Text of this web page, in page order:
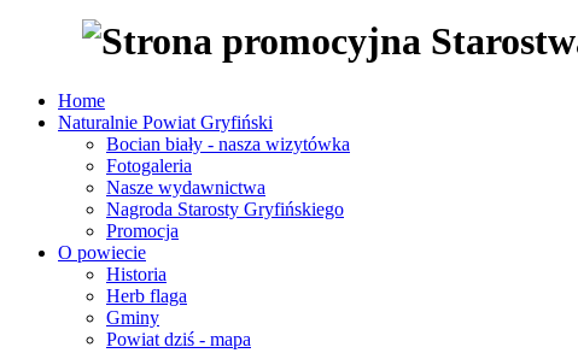
Home
Naturalnie Powiat Gryfiński
Bocian biały - nasza wizytówka
Fotogaleria
Nasze wydawnictwa
Nagroda Starosty Gryfińskiego
Promocja
O powiecie
Historia
Herb flaga
Gminy
Powiat dziś - mapa